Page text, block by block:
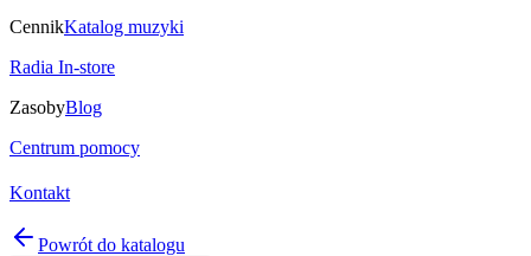
CennikKatalog muzyki
Radia In-store
ZasobyBlog
Centrum pomocy
Kontakt
Powrót do katalogu